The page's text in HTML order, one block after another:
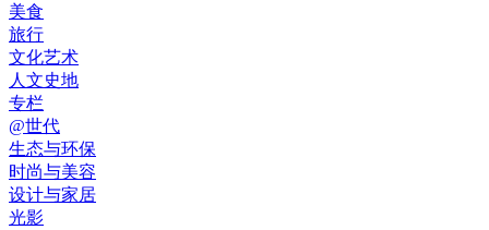
美食
旅行
文化艺术
人文史地
专栏
@世代
生态与环保
时尚与美容
设计与家居
光影